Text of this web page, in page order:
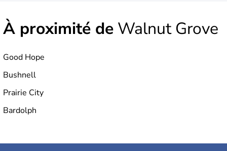
À proximité de Walnut Grove
Good Hope
Bushnell
Prairie City
Bardolph